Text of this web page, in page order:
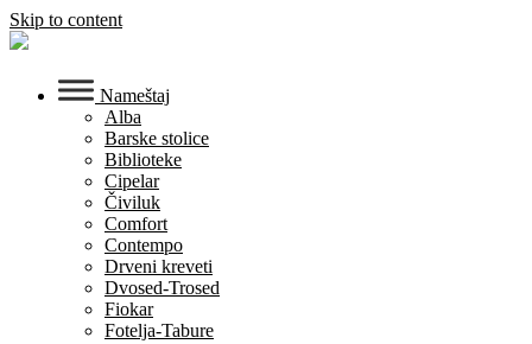
Skip to content
Nameštaj
Alba
Barske stolice
Biblioteke
Cipelar
Čiviluk
Comfort
Contempo
Drveni kreveti
Dvosed-Trosed
Fiokar
Fotelja-Tabure